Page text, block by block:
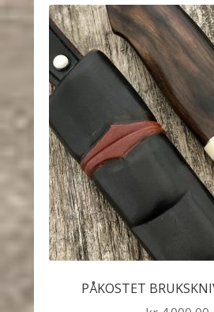
PÅKOSTET